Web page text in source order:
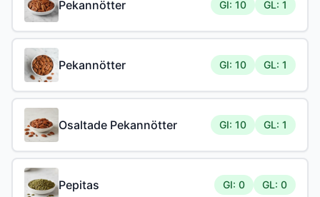
Pekannötter GI: 10 GL: 1
Pekannötter GI: 10 GL: 1
Osaltade Pekannötter GI: 10 GL: 1
Pepitas GI: 0 GL: 0